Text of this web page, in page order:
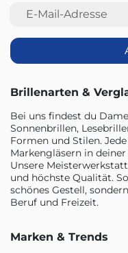
E-Mail-Adresse
Brillenarten &
Bei uns findest du
Sonnenbrillen,
Formen und Stilen.
Markengläsern in
Unsere
und höchste Qualität.
schönes Gestell,
Beruf und Freizeit.
Marken & Trends